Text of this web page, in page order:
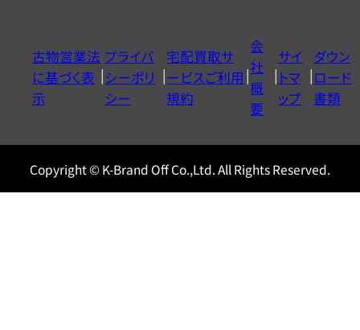
ヤ
ル
0120604117
古物営業法
に基づく表
示
プライバ
シーポリ
シー
宅配買取サ
ービスご利用
規約
会
社
概
要
サイ
トマ
ップ
ダウン
ロード
書類
Copyright © K-Brand Off Co.,Ltd. All Rights Reserved.